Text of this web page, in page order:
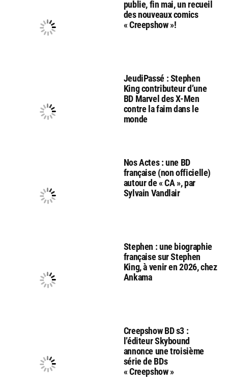
publie, fin mai, un recueil
des nouveaux comics
« Creepshow »!
JeudiPassé : Stephen
King contributeur d’une
BD Marvel des X-Men
contre la faim dans le
monde
Nos Actes : une BD
française (non officielle)
autour de « CA », par
Sylvain Vandlair
Stephen : une biographie
française sur Stephen
King, à venir en 2026, chez
Ankama
Creepshow BD s3 :
l’éditeur Skybound
annonce une troisième
série de BDs
« Creepshow »